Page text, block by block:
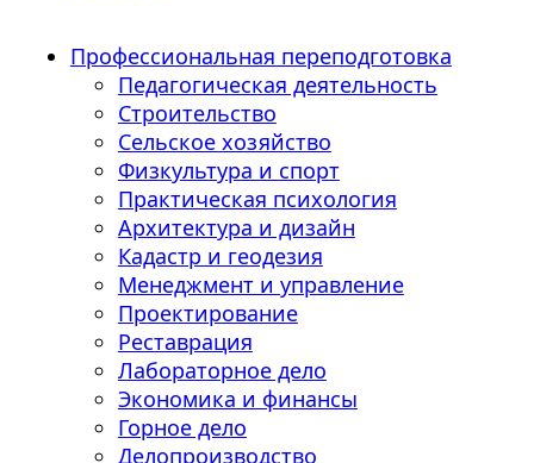
Профессиональная переподготовка
Педагогическая деятельность
Строительство
Сельское хозяйство
Физкультура и спорт
Практическая психология
Архитектура и дизайн
Кадастр и геодезия
Менеджмент и управление
Проектирование
Реставрация
Лабораторное дело
Экономика и финансы
Горное дело
Делопроизводство